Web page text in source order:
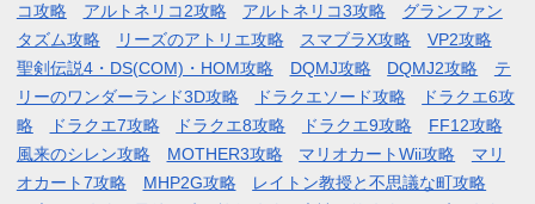
コ攻略
アルトネリコ2攻略 アルトネリコ3攻略
グランファン
タズム攻略
リーズのアトリエ攻略 スマブラX攻略
VP2攻略
聖剣伝説4・DS(COM)・HOM攻略
DQMJ攻略 DQMJ2攻略
テ
リーのワンダーランド3D攻略
ドラクエソード攻略
ドラクエ6攻
略
ドラクエ7攻略 ドラクエ8攻略 ドラクエ9攻略
FF12攻略
風来のシレン攻略
MOTHER3攻略 マリオカートWii攻略
マリ
オカート7攻略
MHP2G攻略
レイトン教授と不思議な町攻略